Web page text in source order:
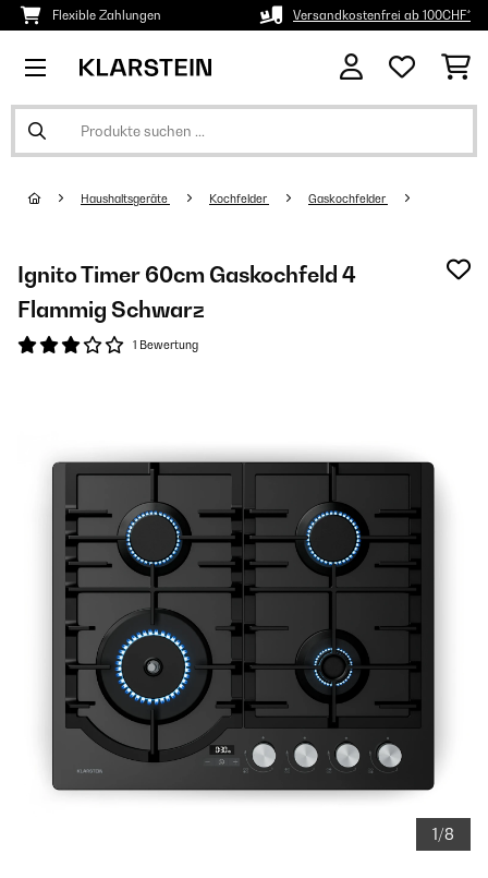
Flexible Zahlungen Versandkostenfrei ab 100CHF*
Haushaltsgeräte Kochfelder Gaskochfelder
Ignito Timer 60cm Gaskochfeld 4
Flammig Schwarz
1 Bewertung
1/8